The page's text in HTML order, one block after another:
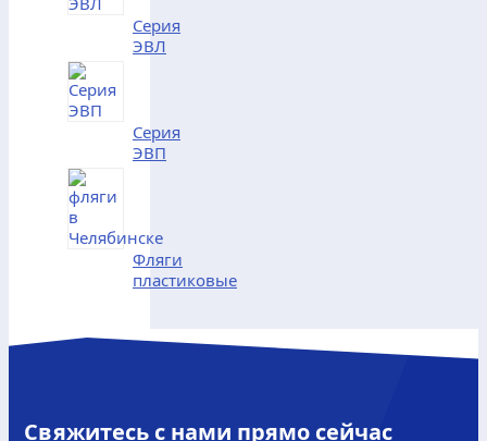
Серия
ЭВЛ
Серия
ЭВП
Фляги
пластиковые
Свяжитесь с нами прямо сейчас